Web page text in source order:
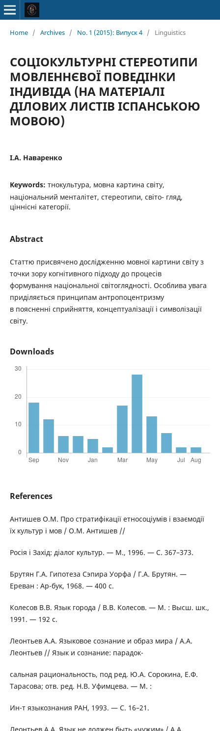
Home / Archives / No. 1 (2015): Випуск 4 / Linguistics
СОЦІОКУЛЬТУРНІ СТЕРЕОТИПИ
МОВЛЕННЄВОЇ ПОВЕДІНКИ
ІНДИВІДА (НА МАТЕРІАЛІ
ДІЛОВИХ ЛИСТІВ ІСПАНСЬКОЮ
МОВОЮ)
І.А. Наваренко
Keywords: тнокультура, мовна картина світу,
національний менталітет, стереотипи, світо- гляд,
ціннісні категорії.
Abstract
Статтю присвячено дослідженню мовної картини світу з
точки зору когнітивного підходу до процесів
формування національної світоглядності. Особлива увага
приділяється принципам антропоцентризму
в поясненні сприйняття, концептуалізації і символізації
світу.
Downloads
References
Антишев О.М. Про стратифікації етносоціумів і взаємодії
їх культур і мов / О.М. Антишев //
Росія і Захід: діалог культур. — М., 1996. — С. 367–373.
Брутян Г.А. Гипотеза Сэпира Уорфа / Г.А. Брутян. —
Ереван : Ар-бук, 1968. — 400 с.
Колесов B.B. Язык города / B.B. Колесов. — М. : Высш. шк.,
1991. — 192 с.
Леонтьев A.A. Языковое сознание и образ мира / A.A.
Леонтьев // Язык и сознание: парадок-
сальная рациональность, под ред. Ю.А. Сорокина, Е.Ф.
Тарасова; отв. ред. Н.В. Уфимцева. — М. :
Ин-т языкознания РАН, 1993. — С. 16–21.